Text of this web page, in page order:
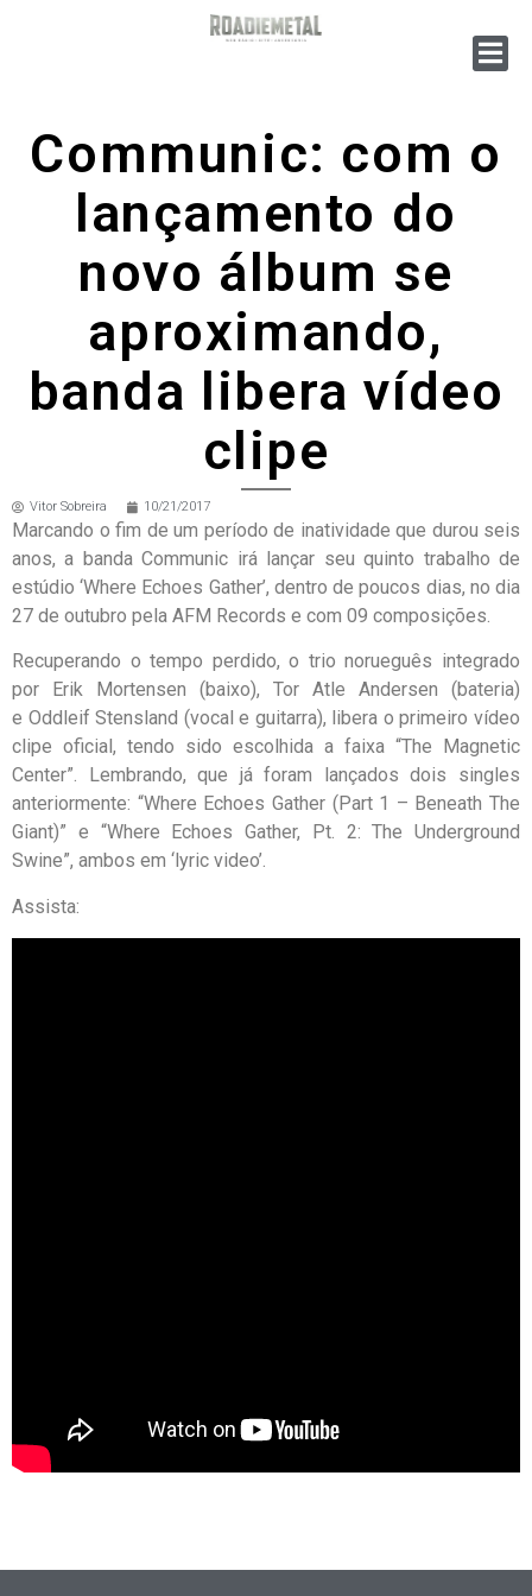
Communic: com o
lançamento do
novo álbum se
aproximando,
banda libera vídeo
clipe
Vitor Sobreira 10/21/2017
Marcando o fim de um período de inatividade que durou seis
anos, a banda Communic irá lançar seu quinto trabalho de
estúdio ‘Where Echoes Gather’, dentro de poucos dias, no dia
27 de outubro pela AFM Records e com 09 composições.
Recuperando o tempo perdido, o trio norueguês integrado
por Erik Mortensen (baixo), Tor Atle Andersen (bateria)
e Oddleif Stensland (vocal e guitarra), libera o primeiro vídeo
clipe oficial, tendo sido escolhida a faixa “The Magnetic
Center”. Lembrando, que já foram lançados dois singles
anteriormente: “Where Echoes Gather (Part 1 – Beneath The
Giant)” e “Where Echoes Gather, Pt. 2: The Underground
Swine”, ambos em ‘lyric video’.
Assista: